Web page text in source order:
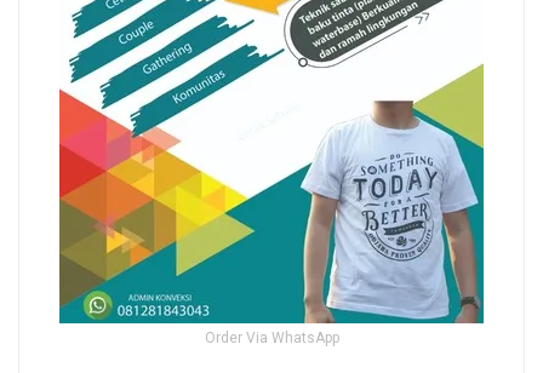
Order Via WhatsApp